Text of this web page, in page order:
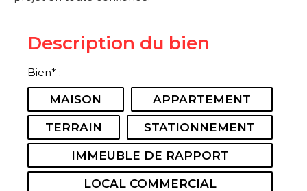
Description du bien
Bien* :
MAISON APPARTEMENT
TERRAIN STATIONNEMENT
IMMEUBLE DE RAPPORT
LOCAL COMMERCIAL